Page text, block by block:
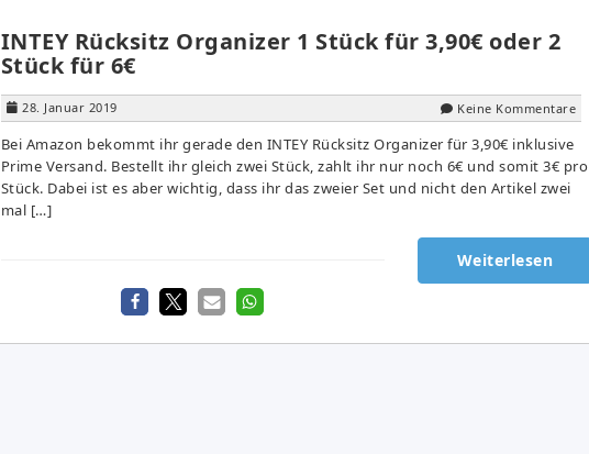
INTEY Rücksitz Organizer 1 Stück für 3,90€ oder 2
Stück für 6€
28. Januar 2019 Keine Kommentare
Bei Amazon bekommt ihr gerade den INTEY Rücksitz Organizer für 3,90€ inklusive
Prime Versand. Bestellt ihr gleich zwei Stück, zahlt ihr nur noch 6€ und somit 3€ pro
Stück. Dabei ist es aber wichtig, dass ihr das zweier Set und nicht den Artikel zwei
mal […]
Weiterlesen